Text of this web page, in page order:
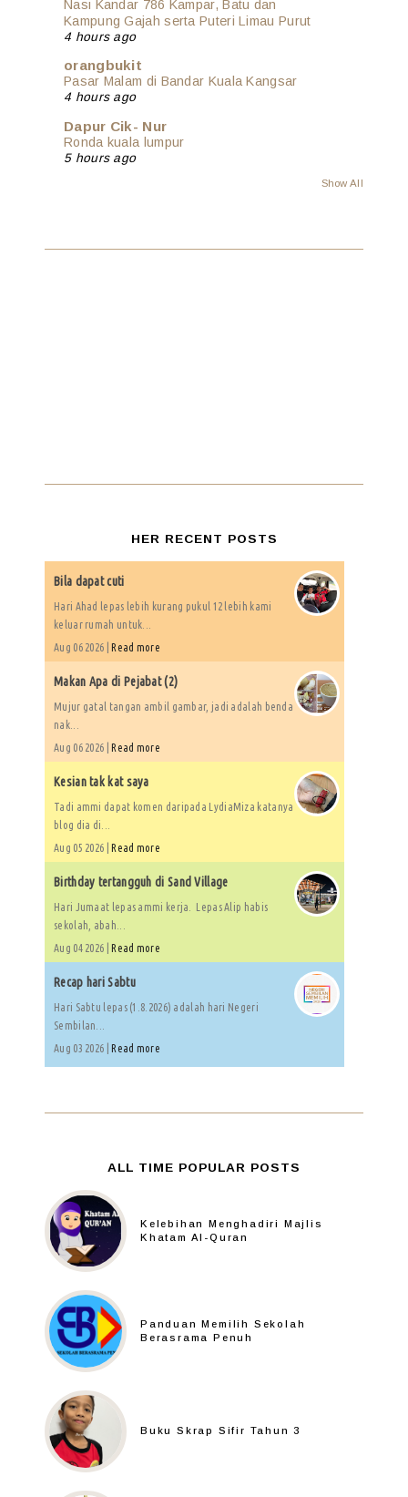
Nasi Kandar 786 Kampar, Batu dan
Kampung Gajah serta Puteri Limau Purut
4 hours ago
orangbukit
Pasar Malam di Bandar Kuala Kangsar
4 hours ago
Dapur Cik- Nur
Ronda kuala lumpur
5 hours ago
Show All
HER RECENT POSTS
Bila dapat cuti
Hari Ahad lepas lebih kurang pukul 12 lebih kami
keluar rumah untuk...
Aug 06 2026 |Read more
Makan Apa di Pejabat (2)
Mujur gatal tangan ambil gambar, jadi adalah benda
nak...
Aug 06 2026 |Read more
Kesian tak kat saya
Tadi ammi dapat komen daripada LydiaMiza katanya
blog dia di...
Aug 05 2026 |Read more
Birthday tertangguh di Sand Village
Hari Jumaat lepas ammi kerja. Lepas Alip habis
sekolah, abah...
Aug 04 2026 |Read more
Recap hari Sabtu
Hari Sabtu lepas (1.8.2026) adalah hari Negeri
Sembilan...
Aug 03 2026 |Read more
ALL TIME POPULAR POSTS
Kelebihan Menghadiri Majlis
Khatam Al-Quran
Panduan Memilih Sekolah
Berasrama Penuh
Buku Skrap Sifir Tahun 3